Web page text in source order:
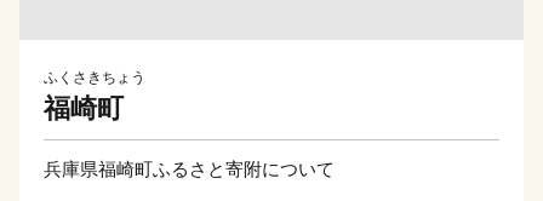
ふくさきちょう
福崎町
兵庫県福崎町ふるさと寄附について